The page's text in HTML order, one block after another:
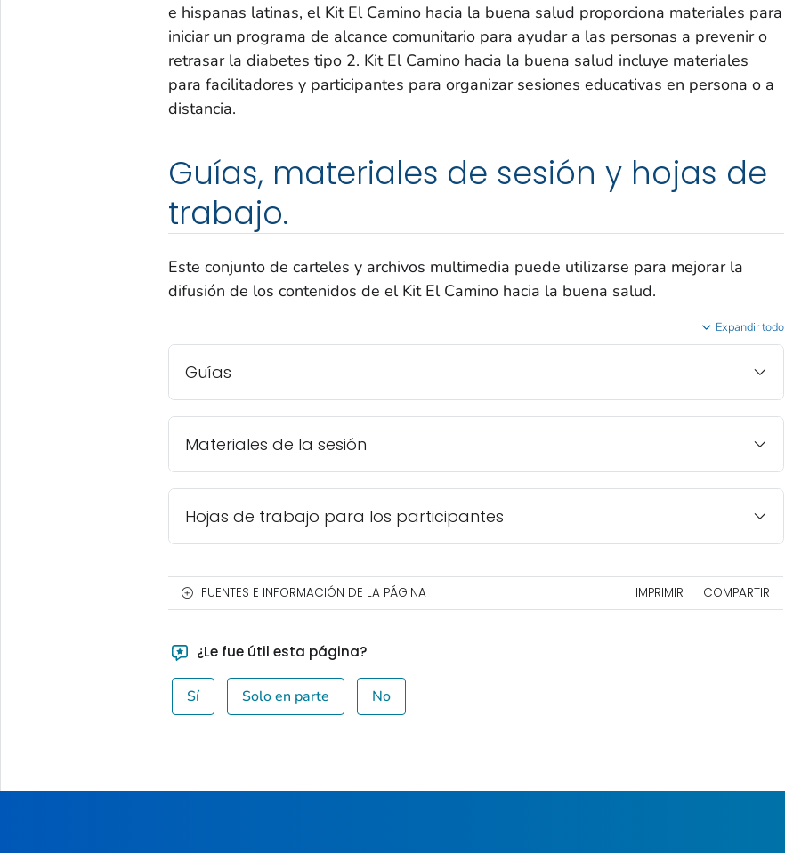
e hispanas latinas, el Kit El Camino hacia la buena salud proporciona materiales para
iniciar un programa de alcance comunitario para ayudar a las personas a prevenir o
retrasar la diabetes tipo 2. Kit El Camino hacia la buena salud incluye materiales
para facilitadores y participantes para organizar sesiones educativas en persona o a
distancia.
Guías, materiales de sesión y hojas de
trabajo.
Este conjunto de carteles y archivos multimedia puede utilizarse para mejorar la
difusión de los contenidos de el Kit El Camino hacia la buena salud.
Expandir todo
Guías
Materiales de la sesión
Hojas de trabajo para los participantes
FUENTES E INFORMACIÓN DE LA PÁGINA IMPRIMIR COMPARTIR
¿Le fue útil esta página?
Sí Solo en parte No